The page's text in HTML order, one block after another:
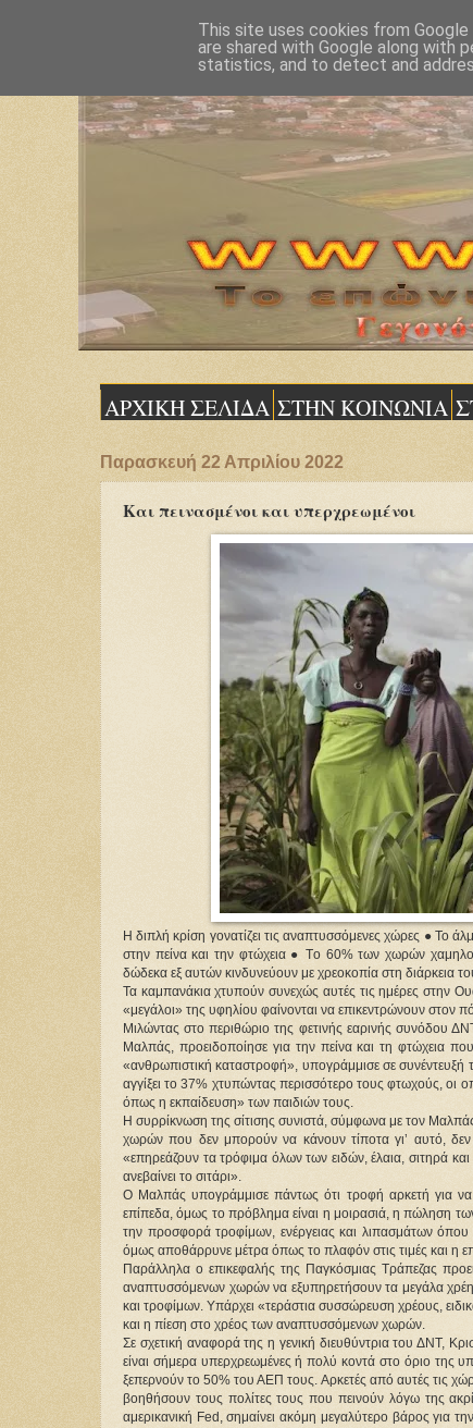
ΑΡΧΙΚΗ ΣΕΛΙΔΑ ΣΤΗΝ ΚΟΙΝΩΝΙΑ
Παρασκευή 22 Απριλίου 2022
Και πεινασμένοι και υπερχρεωμένοι
Η διπλή κρίση γονατίζει τις αναπτυσσόμενες χώρες ● Το
στην πείνα και την φτώχεια ● Tο 60% των χωρών
δώδεκα εξ αυτών κινδυνεύουν με χρεοκοπία στη διάρκεια
Τα καμπανάκια χτυπούν συνεχώς αυτές τις ημέρες στην
«μεγάλοι» της υφηλίου φαίνονται να επικεντρώνουν στον
Μιλώντας στο περιθώριο της φετινής εαρινής συνόδου
Μαλπάς, προειδοποίησε για την πείνα και τη φτώχεια
«ανθρωπιστική καταστροφή», υπογράμμισε σε
αγγίξει το 37% χτυπώντας περισσότερο τους φτωχούς, οι
όπως η εκπαίδευση» των παιδιών τους.
Η συρρίκνωση της σίτισης συνιστά, σύμφωνα με τον
χωρών που δεν μπορούν να κάνουν τίποτα γι’ αυτό, δεν
«επηρεάζουν τα τρόφιμα όλων των ειδών, έλαια, σιτηρά
ανεβαίνει το σιτάρι».
Ο Μαλπάς υπογράμμισε πάντως ότι τροφή αρκετή για
επίπεδα, όμως το πρόβλημα είναι η μοιρασιά, η πώληση
την προσφορά τροφίμων, ενέργειας και λιπασμάτων
όμως αποθάρρυνε μέτρα όπως το πλαφόν στις τιμές και η
Παράλληλα ο επικεφαλής της Παγκόσμιας Τράπεζας
αναπτυσσόμενων χωρών να εξυπηρετήσουν τα μεγάλα
και τροφίμων. Υπάρχει «τεράστια συσσώρευση χρέους,
και η πίεση στο χρέος των αναπτυσσόμενων χωρών.
Σε σχετική αναφορά της η γενική διευθύντρια του ΔΝΤ,
είναι σήμερα υπερχρεωμένες ή πολύ κοντά στο όριο της
ξεπερνούν το 50% του ΑΕΠ τους. Αρκετές από αυτές τις
βοηθήσουν τους πολίτες τους που πεινούν λόγω της
αμερικανική Fed, σημαίνει ακόμη μεγαλύτερο βάρος για
This site uses cookies from
are shared with Google along with
statistics, and to detect and